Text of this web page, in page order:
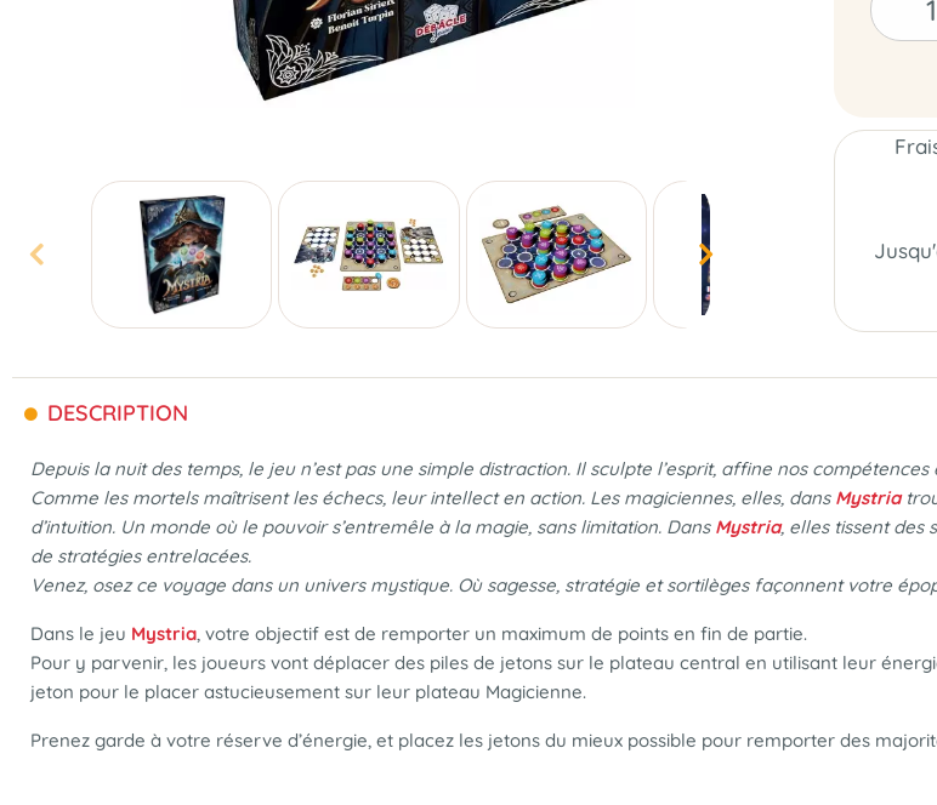
DESCRIPTION
Depuis la nuit des temps, le jeu n’est pas une simple distraction. Il sculpte l’esprit, affine nos compétences
Comme les mortels maîtrisent les échecs, leur intellect en action. Les magiciennes, elles, dans Mystria
d’intuition. Un monde où le pouvoir s’entremêle à la magie, sans limitation. Dans Mystria, elles tissent des
de stratégies entrelacées.
Venez, osez ce voyage dans un univers mystique. Où sagesse, stratégie et sortilèges façonnent votre
Dans le jeu Mystria, votre objectif est de remporter un maximum de points en fin de partie.
Pour y parvenir, les joueurs vont déplacer des piles de jetons sur le plateau central en utilisant leur
jeton pour le placer astucieusement sur leur plateau Magicienne.
Prenez garde à votre réserve d’énergie, et placez les jetons du mieux possible pour remporter des